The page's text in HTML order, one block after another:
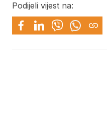
Podijeli vijest na: